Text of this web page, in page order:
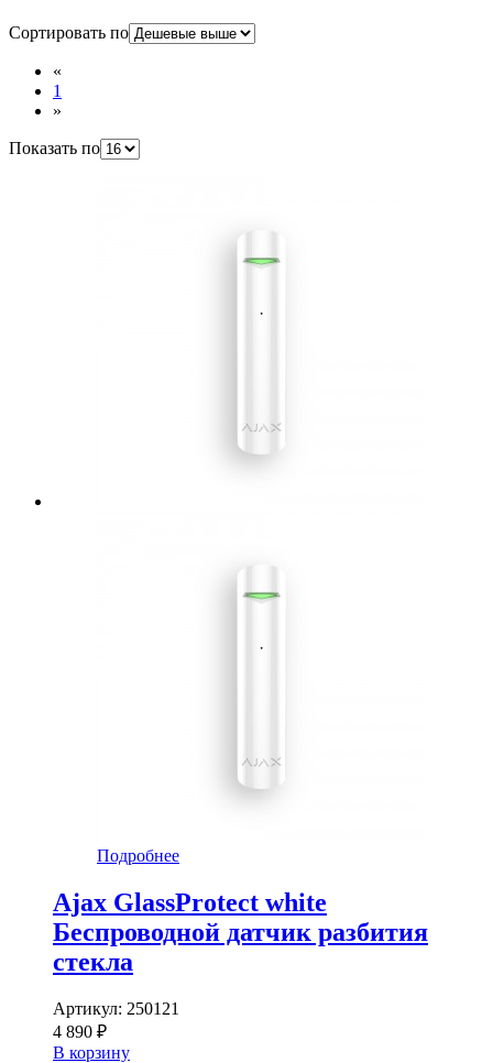
Сортировать по
«
1
»
Показать по
Подробнее
Ajax GlassProtect white
Беспроводной датчик разбития
стекла
Артикул: 250121
4 890 ₽
В корзину